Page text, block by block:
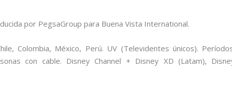
por PegsaGroup para Buena Vista International.
Colombia, México, Perú. UV (Televidentes únicos).
con cable. Disney Channel + Disney XD (Latam),